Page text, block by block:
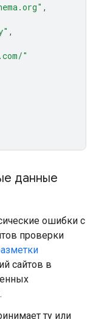
,
,
"
данные
ошибки с
проверки
сайтов в
ту или